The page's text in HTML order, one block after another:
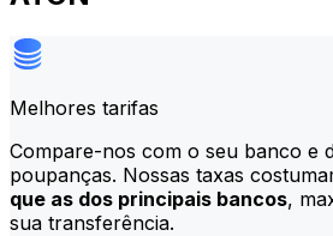
Melhores tarifas
Compare-nos com o seu banco e
poupanças. Nossas taxas
que as dos principais bancos,
sua transferência.